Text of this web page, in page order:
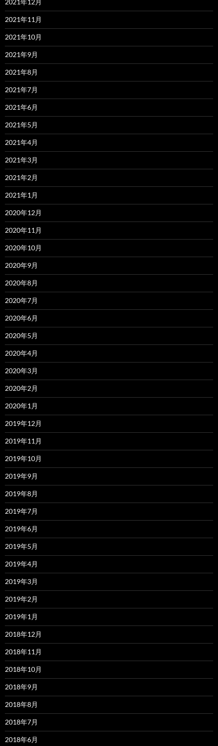
2021年12月
2021年11月
2021年10月
2021年9月
2021年8月
2021年7月
2021年6月
2021年5月
2021年4月
2021年3月
2021年2月
2021年1月
2020年12月
2020年11月
2020年10月
2020年9月
2020年8月
2020年7月
2020年6月
2020年5月
2020年4月
2020年3月
2020年2月
2020年1月
2019年12月
2019年11月
2019年10月
2019年9月
2019年8月
2019年7月
2019年6月
2019年5月
2019年4月
2019年3月
2019年2月
2019年1月
2018年12月
2018年11月
2018年10月
2018年9月
2018年8月
2018年7月
2018年6月